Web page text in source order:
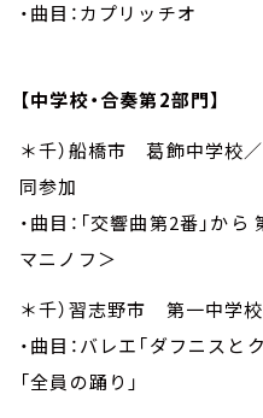
・曲目：カプリッチオ
【中学校・合奏第2部門】
＊千）船橋市 葛飾中学校
同参加
・曲目：「交響曲第2番」か
マニノフ＞
＊千）習志野市 第一中学
・曲目：バレエ「ダフニスと
「全員の踊り」